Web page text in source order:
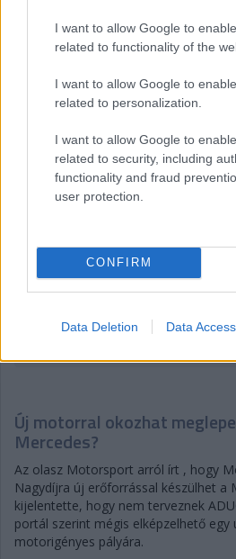
I want to allow Google to
related to functionality of the
I want to allow Google to
related to personalization.
I want to allow Google to
related to security, including
functionality and fraud
user protection.
CONFIRM
Data Deletion Data Access
hogy így is lesz.”
Új motorral okozhat
Mercedes?
Az olasz Motorsport arról írt , hogy
Nagydíjra új erőforrással készülhet a
kijelentette, hogy nem terveznek
portál szerint mégis elképzelhető egy
motorigényes pályára.